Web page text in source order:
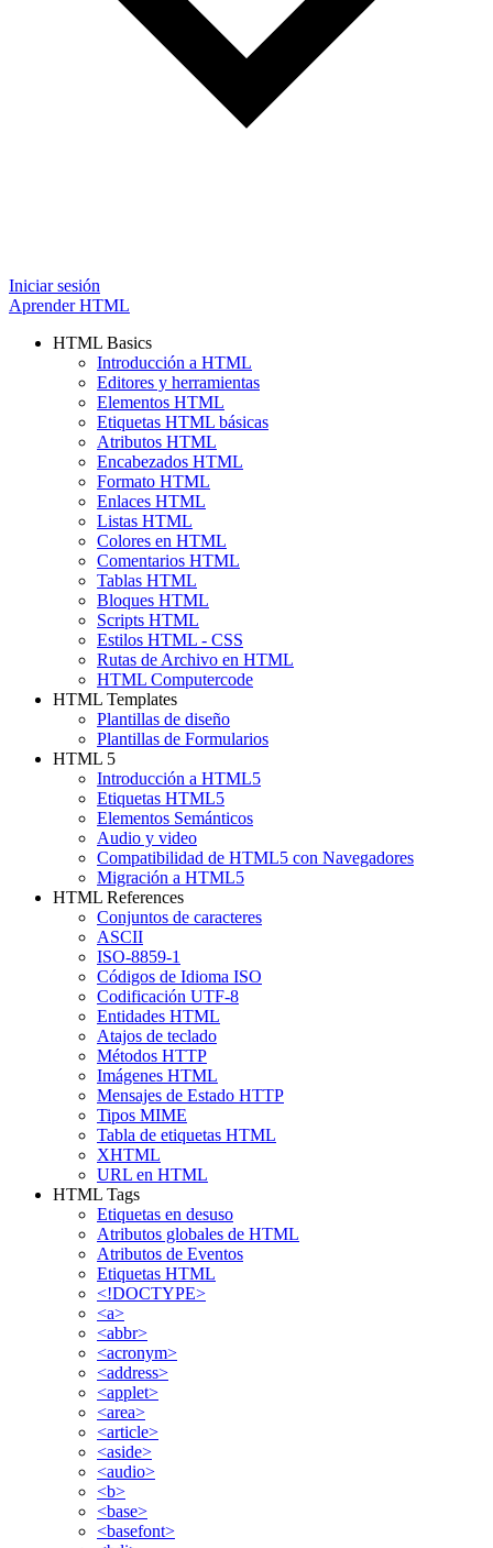
Iniciar sesión
Aprender HTML
HTML Basics
Introducción a HTML
Editores y herramientas
Elementos HTML
Etiquetas HTML básicas
Atributos HTML
Encabezados HTML
Formato HTML
Enlaces HTML
Listas HTML
Colores en HTML
Comentarios HTML
Tablas HTML
Bloques HTML
Scripts HTML
Estilos HTML - CSS
Rutas de Archivo en HTML
HTML Computercode
HTML Templates
Plantillas de diseño
Plantillas de Formularios
HTML 5
Introducción a HTML5
Etiquetas HTML5
Elementos Semánticos
Audio y video
Compatibilidad de HTML5 con Navegadores
Migración a HTML5
HTML References
Conjuntos de caracteres
ASCII
ISO-8859-1
Códigos de Idioma ISO
Codificación UTF-8
Entidades HTML
Atajos de teclado
Métodos HTTP
Imágenes HTML
Mensajes de Estado HTTP
Tipos MIME
Tabla de etiquetas HTML
XHTML
URL en HTML
HTML Tags
Etiquetas en desuso
Atributos globales de HTML
Atributos de Eventos
Etiquetas HTML
<!DOCTYPE>
<a>
<abbr>
<acronym>
<address>
<applet>
<area>
<article>
<aside>
<audio>
<b>
<base>
<basefont>